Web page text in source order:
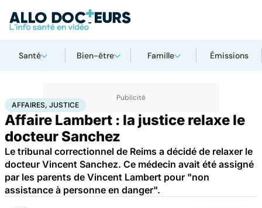
Santé Bien-être Famille Émissions
AccueilSantéSociétéJustice Affaires, justice
AFFAIRES, JUSTICE
Affaire Lambert : la justice relaxe le
docteur Sanchez
Le tribunal correctionnel de Reims a décidé de relaxer le
docteur Vincent Sanchez. Ce médecin avait été assigné
par les parents de Vincent Lambert pour "non
assistance à personne en danger".